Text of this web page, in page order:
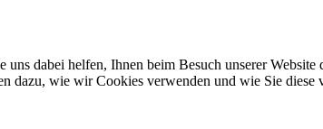
uns dabei helfen, Ihnen beim Besuch unserer
dazu, wie wir Cookies verwenden und wie Sie